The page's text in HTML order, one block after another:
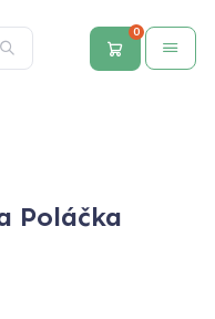
0
Poláčka